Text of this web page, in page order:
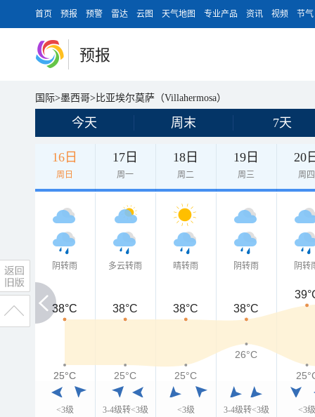
首页 预报 预警 雷达 云图 天气地图 专业产品 资讯 视频 节气
预报
国际>墨西哥> 比亚埃尔莫萨（Villahermosa）
今天 周末 7天
16日
周日
17日
周一
18日
周二
19日
周三
20
周四
阴转雨
<3级
多云转雨
3-4级转<3级
晴转雨
<3级
阴转雨
3-4级转<3级
阴转
<3级
38°C
38°C 38°C 38°C 38°C
25°C
25°C 25°C 25°C
26°C